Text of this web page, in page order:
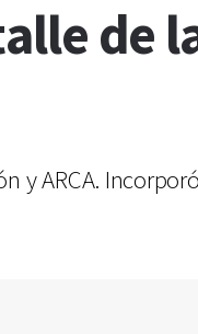
de
y ARCA.